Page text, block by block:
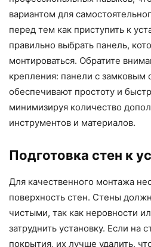
вариантом для
перед тем как приступить к
правильно выбрать панель,
монтироваться. Обратите
крепления: панели с замковым
обеспечивают простоту и
минимизируя количество
инструментов и материалов.
Подготовка стен к
Для качественного монтажа
поверхность стен. Стены
чистыми, так как неровности
затруднить установку. Если на
покрытия, их лучше удалить,